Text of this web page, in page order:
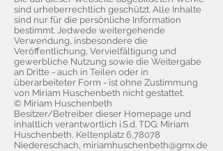
sind urheberrechtlich geschützt. Alle Inhalte
sind nur für die persönliche Information
bestimmt. Jedwede weitergehende
Verwendung, insbesondere die
Veröffentlichung, Vervielfältigung und
gewerbliche Nutzung sowie die Weitergabe
an Dritte - auch in Teilen oder in
überarbeiteter Form - ist ohne Zustimmung
von Miriam Huschenbeth nicht gestattet.
© Miriam Huschenbeth
Besitzer/Betreiber dieser Homepage und
inhaltlich verantwortlich i.S.d. TDG: Miriam
Huschenbeth, Keltenplatz 6,78078
Niedereschach, miriamhuschenbeth@gmx.de